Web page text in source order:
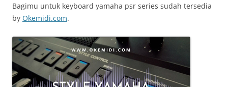
Bagimu untuk keyboard yamaha psr series sudah tersedia
by Okemidi.com.